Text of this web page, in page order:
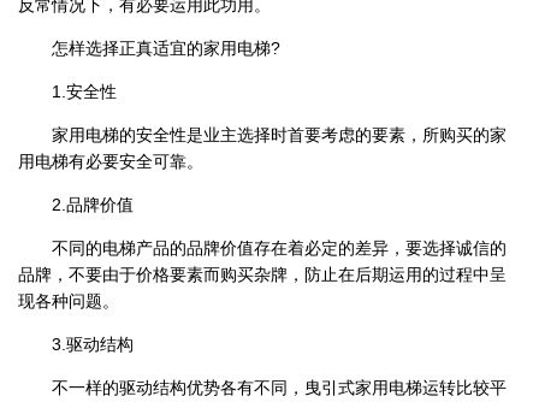
反常情况下，有必要运用此功用。
怎样选择正真适宜的家用电梯?
1.安全性
家用电梯的安全性是业主选择时首要考虑的要素，所购买的家
用电梯有必要安全可靠。
2.品牌价值
不同的电梯产品的品牌价值存在着必定的差异，要选择诚信的
品牌，不要由于价格要素而购买杂牌，防止在后期运用的过程中呈
现各种问题。
3.驱动结构
不一样的驱动结构优势各有不同，曳引式家用电梯运转比较平